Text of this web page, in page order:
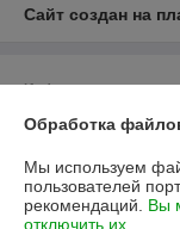
Сайт создан на
Информация для
Юридическое лицо:
220141, г. Минск, ул.
Регистрационный
Обработка
Мы используем
пользователей
рекомендаций. Вы
отключить их.